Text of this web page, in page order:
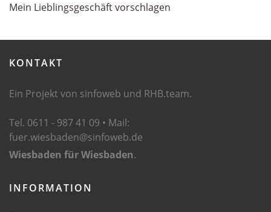
Mein Lieblingsgeschäft vorschlagen
KONTAKT
Ein Projekt von sinfoweb und RHB.team.
Tel. 0611 - 987 41 09 • Mail:
fuer.wiesbaden@sinfoweb.de
Wiesbaden für Wiesbaden.
INFORMATION